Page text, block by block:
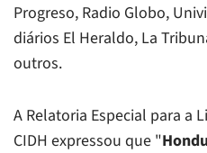
Progreso, Radio Globo,
diários El Heraldo, La
outros.
A Relatoria Especial para a
CIDH expressou que "